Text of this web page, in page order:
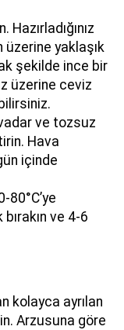
Hazırladığınız
üzerine yaklaşık
şekilde ince bir
üzerine ceviz
ve tozsuz
Hava
içinde
80°C’ye
ve 4-6
kolayca ayrılan
Arzusuna göre